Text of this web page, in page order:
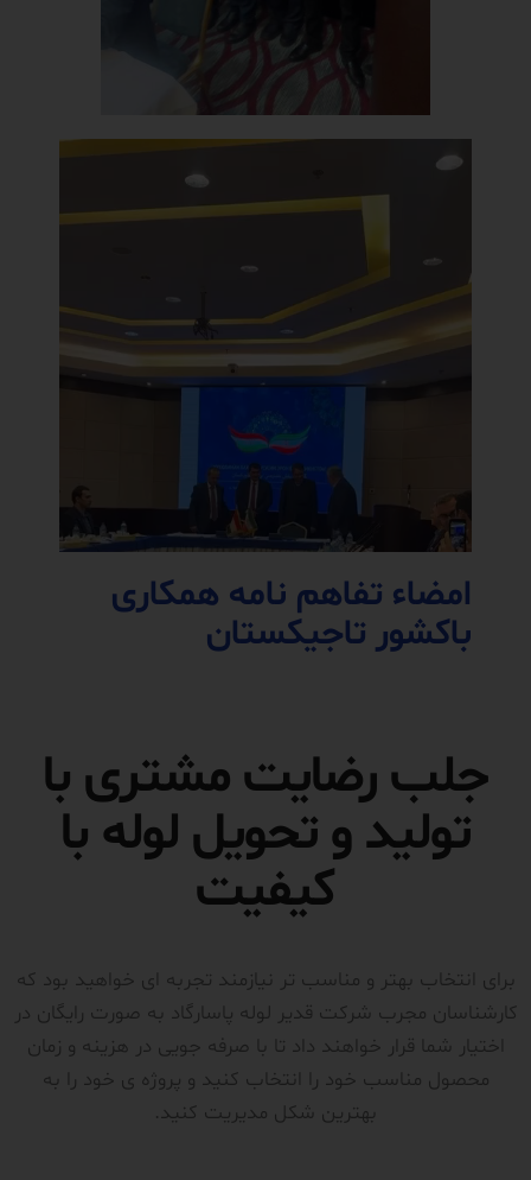
امضاء تفاهم نامه همکاری
باکشور تاجیکستان
جلب رضایت مشتری با
تولید و تحویل لوله با
کیفیت
برای انتخاب بهتر و مناسب تر نیازمند تجربه ای خواهید بود که
کارشناسان مجرب شرکت قدیر لوله پاسارگاد به صورت رایگان در
اختیار شما قرار خواهند داد تا با صرفه جویی در هزینه و زمان
محصول مناسب خود را انتخاب کنید و پروژه ی خود را به
بهترین شکل مدیریت کنید.